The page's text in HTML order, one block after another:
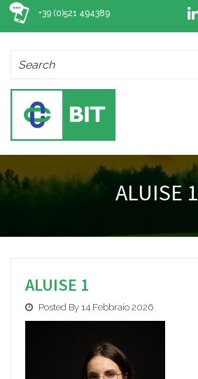
+39 (0)521 494389
ALUISE 1
ALUISE 1
Posted By 14 Febbraio 2026